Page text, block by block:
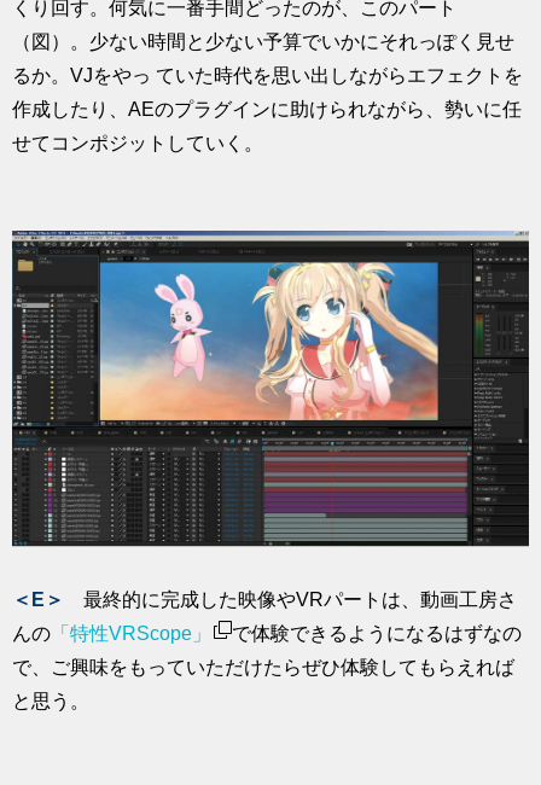
くり回す。何気に一番手間どったのが、このパート
（図）。少ない時間と少ない予算でいかにそれっぽく見せ
るか。VJをやっ ていた時代を思い出しながらエフェクトを
作成したり、AEのプラグインに助けられながら、勢いに任
せてコンポジットしていく。
＜E＞
最終的に完成した映像やVRパートは、動画工房さ
んの 「特性VRScope」
で体験できるようになるはずなの
で、ご興味をもっていただけたらぜひ体験してもらえれば
と思う。